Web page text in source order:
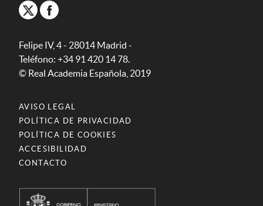
Felipe IV, 4 - 28014 Madrid -
Teléfono: +34 91 420 14 78.
© Real Academia Española, 2019
AVISO LEGAL
POLÍTICA DE PRIVACIDAD
POLÍTICA DE COOKIES
ACCESIBILIDAD
CONTACTO